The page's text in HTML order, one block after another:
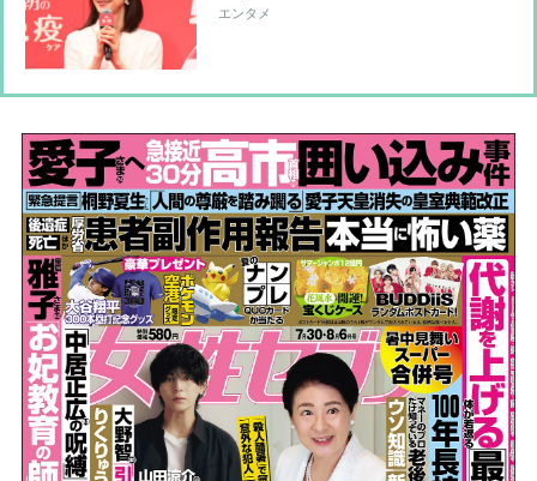
い」習慣とは？
エンタメ